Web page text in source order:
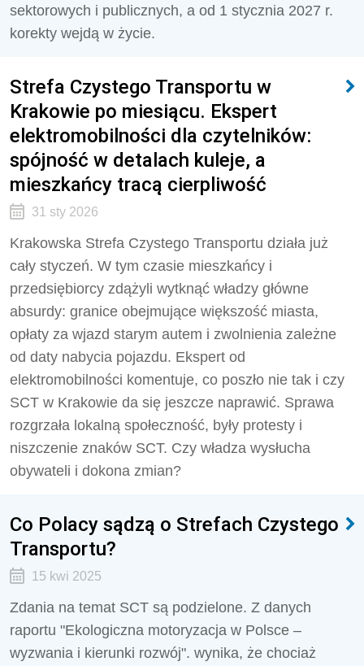
sektorowych i publicznych, a od 1 stycznia 2027 r.
korekty wejdą w życie.
Strefa Czystego Transportu w
Krakowie po miesiącu. Ekspert
elektromobilności dla czytelników:
spójność w detalach kuleje, a
mieszkańcy tracą cierpliwość
31 sty 2026
Krakowska Strefa Czystego Transportu działa już
cały styczeń. W tym czasie mieszkańcy i
przedsiębiorcy zdążyli wytknąć władzy główne
absurdy: granice obejmujące większość miasta,
opłaty za wjazd starym autem i zwolnienia zależne
od daty nabycia pojazdu. Ekspert od
elektromobilności komentuje, co poszło nie tak i czy
SCT w Krakowie da się jeszcze naprawić. Sprawa
rozgrzała lokalną społeczność, były protesty i
niszczenie znaków SCT. Czy władza wysłucha
obywateli i dokona zmian?
Co Polacy sądzą o Strefach Czystego
Transportu?
15 kwi 2025
Zdania na temat SCT są podzielone. Z danych
raportu "Ekologiczna motoryzacja w Polsce –
wyzwania i kierunki rozwój". wynika, że chociaż